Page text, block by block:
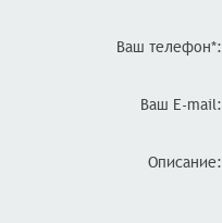
Ваш телефон*:
Ваш E-mail:
Описание: